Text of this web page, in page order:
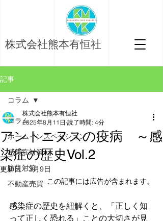
株式会社熊本有恒社
記事
コラム
ホームインスペクション
感染症対策
防災対策
不動産売買
コラム
アントニヌスの疫病 ～感
染症の歴史Vol.2
株式会社熊本有恒社
2025年8月11日 読了時間: 4分
更新日：3月9日
この記事には広告が含まれます。
感染症の歴史を紐解くと、「正しく知
って正しく恐れる」ことの大切さが見